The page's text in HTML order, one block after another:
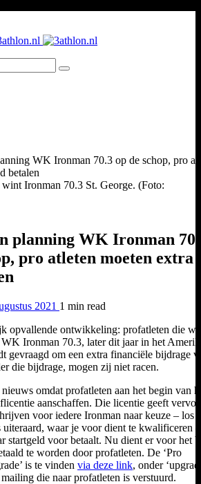
Ironman 70.3 St. George. (Foto:
planning WK Ironman
pro atleten moeten extra
2021 1 min read
opvallende ontwikkeling: profatleten die
Ironman 70.3, later dit jaar in het
gevraagd om een extra financiële bijdrage
die bijdrage, mogen zij niet racen.
omdat profatleten aan het begin van
aanschaffen. Die licentie geeft
voor iedere Ironman naar keuze – los
waar je voor dient te kwalificeren –
startgeld voor betaalt. Nu dient er voor het
te worden door profatleten. De ‘Pro
is te vinden via deze link, onder
die naar profatleten is verstuurd.